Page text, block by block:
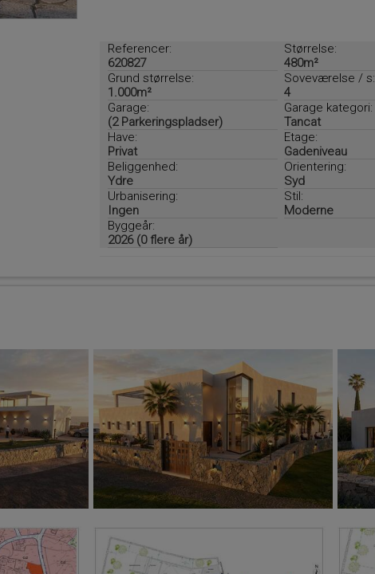
Referencer:
620827
Størrelse:
480m²
Grund størrelse:
1.000m²
Soveværelse / s:
4
Garage:
(2 Parkeringspladser)
Garage kategori:
Tancat
Have:
Privat
Etage:
Gadeniveau
Beliggenhed:
Ydre
Orientering:
Syd
Urbanisering:
Ingen
Stil:
Moderne
Byggeår:
2026 (0 flere år)